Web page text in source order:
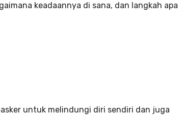
keadaannya di sana, dan langkah apa
untuk melindungi diri sendiri dan juga